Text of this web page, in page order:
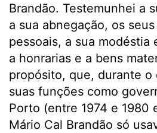
Brandão. Testemunhei a
a sua abnegação, os
pessoais, a sua modéstia
a honrarias e a bens
propósito, que, durante o
suas funções como
Porto (entre 1974 e 1980
Mário Cal Brandão só